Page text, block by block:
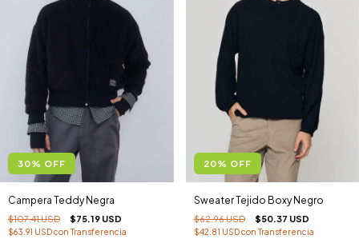
30% OFF
Campera Teddy Negra
$107.41 USD $75.19 USD
$63.91 USDcon Transferencia
20% OFF
Sweater Tejido Boxy Negro
$62.96 USD $50.37 USD
$42.81 USDcon Transferencia